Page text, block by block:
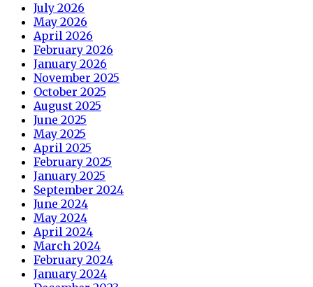
July 2026
May 2026
April 2026
February 2026
January 2026
November 2025
October 2025
August 2025
June 2025
May 2025
April 2025
February 2025
January 2025
September 2024
June 2024
May 2024
April 2024
March 2024
February 2024
January 2024